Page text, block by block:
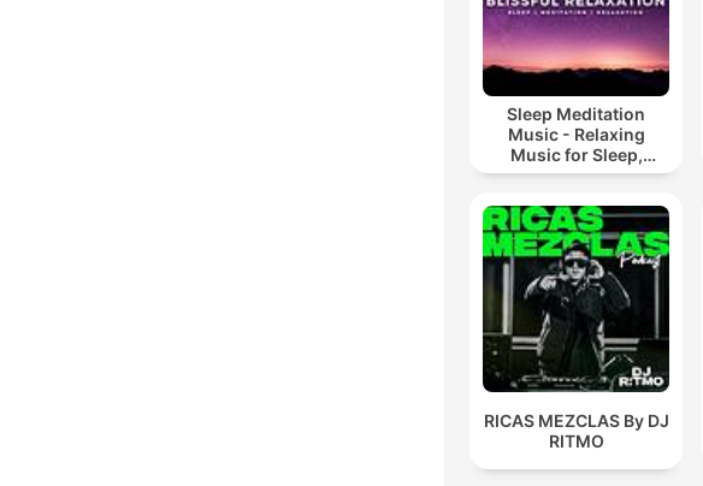
Sleep Meditation
Music - Relaxing
Music for Sleep,
Meditation &
RICAS MEZCLAS By DJ
RITMO